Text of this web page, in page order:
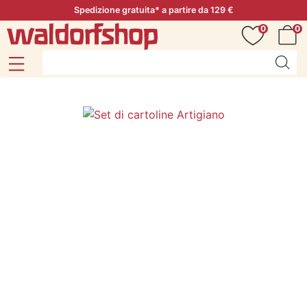
Spedizione gratuita* a partire da 129 €
0
0